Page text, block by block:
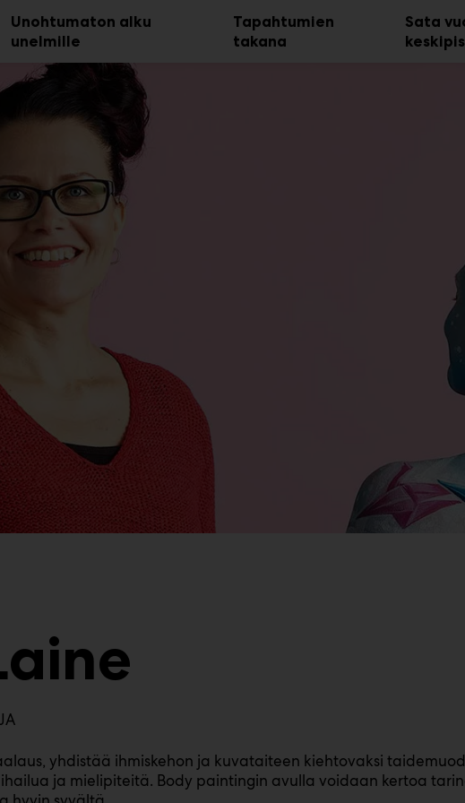
Main
Unohtumaton alku
unelmille
Tapahtumien
takana
Sata
yhdistää ihmiskehon ja kuvataiteen kiehtovaksi
ja mielipiteitä. Body paintingin avulla voidaan kertoa